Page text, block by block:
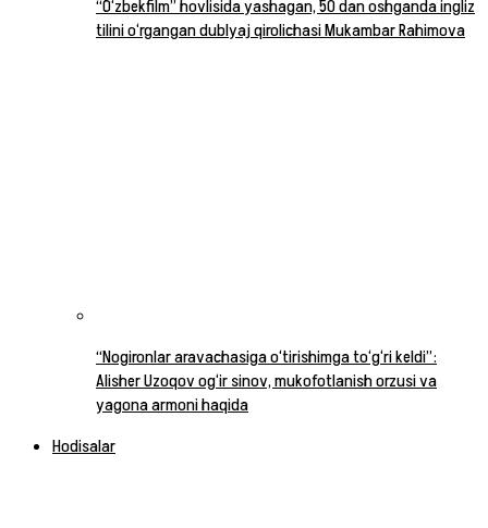
“O‘zbekfilm” hovlisida yashagan, 50 dan oshganda ingliz
tilini o‘rgangan dublyaj qirolichasi Mukambar Rahimova
“Nogironlar aravachasiga o‘tirishimga to‘g‘ri keldi”:
Alisher Uzoqov og‘ir sinov, mukofotlanish orzusi va
yagona armoni haqida
Hodisalar